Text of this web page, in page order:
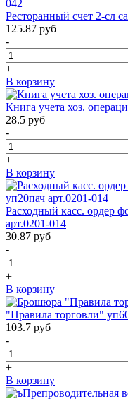
Ресторанный счет 2-сл
125.87 руб
-
+
В корзину
Книга учета хоз.
28.5 руб
-
+
В корзину
Расходный касс. ордер
арт.0201-014
30.87 руб
-
+
В корзину
"Правила торговли"
103.7 руб
-
+
В корзину